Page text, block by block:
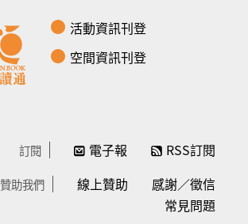
活動資訊刊登
空間資訊刊登
訂閱 電子報 RSS訂閱
贊助我們 線上贊助
感謝／徵信
常見問題